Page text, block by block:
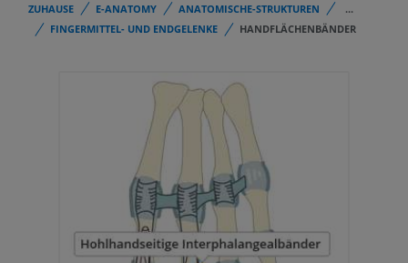
ZUHAUSE E-ANATOMY ANATOMISCHE-STRUKTUREN
...
FINGERMITTEL- UND ENDGELENKE
HANDFLÄCHENBÄNDER